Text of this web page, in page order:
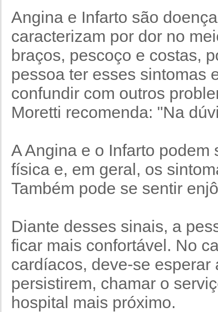
Angina e Infarto são
caracterizam por dor no
braços, pescoço e costas,
pessoa ter esses sintomas
confundir com outros
Moretti recomenda: "Na
A Angina e o Infarto
física e, em geral, os
Também pode se sentir
Diante desses sinais, a
ficar mais confortável. No
cardíacos, deve-se
persistirem, chamar o
hospital mais próximo.